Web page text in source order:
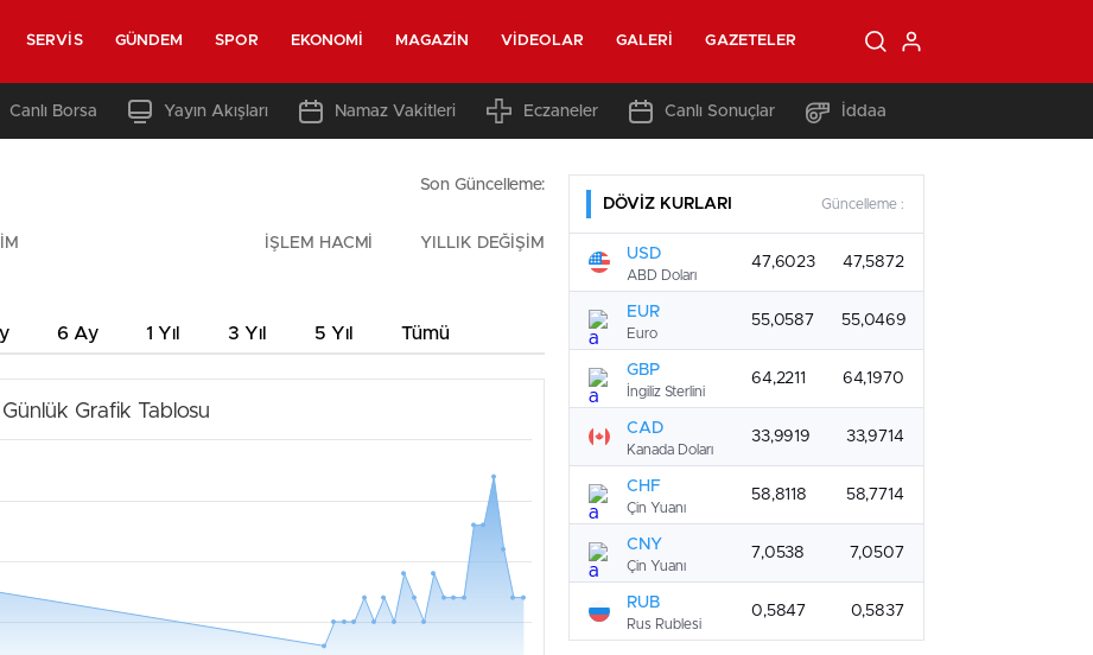
SERVIS GÜNDEM SPOR EKONOMI MAGAZIN VIDEOLAR GALERI GAZETELER
Canlı Borsa Yayın Akışları Namaz Vakitleri Eczaneler Canlı Sonuçlar İddaa
Son Güncelleme:
İŞLEM HACMİ YILLIK DEĞİŞİM
6 Ay 1 Yıl 3 Yıl 5 Yıl Tümü
Günlük Grafik Tablosu
DÖVİZ KURLARI Güncelleme :
USD
ABD Doları
47,6023 47,5872
EUR
Euro
55,0587 55,0469
GBP
İngiliz Sterlini
64,2211 64,1970
CAD
Kanada Doları
33,9919 33,9714
CHF
Çin Yuanı
58,8118 58,7714
CNY
Çin Yuanı
7,0538 7,0507
RUB
Rus Rublesi
0,5847 0,5837